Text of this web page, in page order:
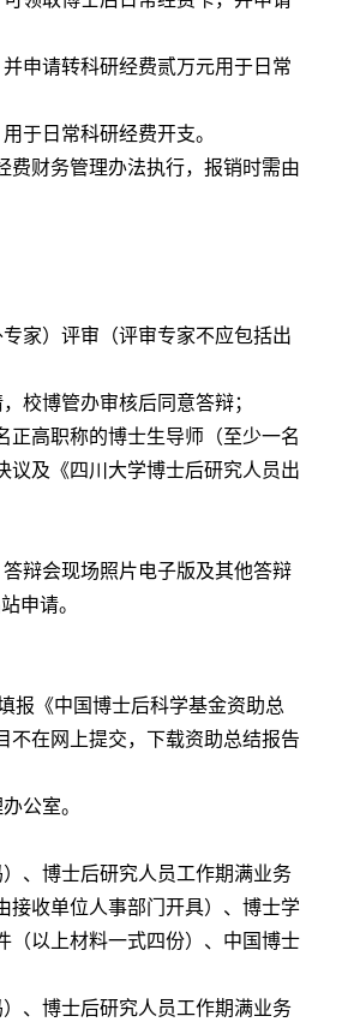
申请转科研经费贰万元用于日常
于日常科研经费开支。
费财务管理办法执行，报销时需由
家）评审（评审专家不应包括出
校博管办审核后同意答辩；
正高职称的博士生导师（至少一名
议及《四川大学博士后研究人员出
辩会现场照片电子版及其他答辩
申请。
报《中国博士后科学基金资助总
不在网上提交，下载资助总结报告
公室。
、博士后研究人员工作期满业务
接收单位人事部门开具）、博士学
（以上材料一式四份）、中国博士
、博士后研究人员工作期满业务